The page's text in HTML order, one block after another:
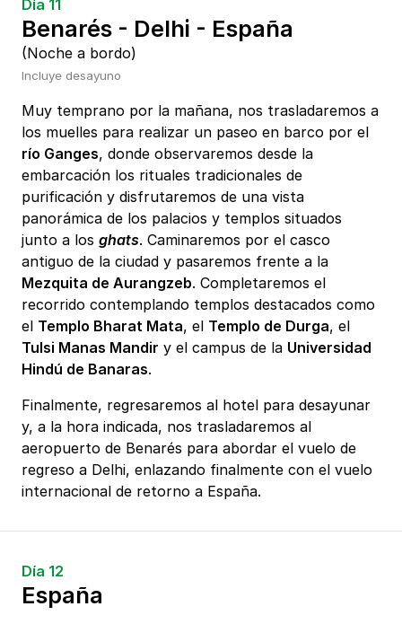
Día 11
Benarés - Delhi - España
(Noche a bordo)
Incluye desayuno
Muy temprano por la mañana, nos trasladaremos a
los muelles para realizar un paseo en barco por el
río Ganges, donde observaremos desde la
embarcación los rituales tradicionales de
purificación y disfrutaremos de una vista
panorámica de los palacios y templos situados
junto a los ghats. Caminaremos por el casco
antiguo de la ciudad y pasaremos frente a la
Mezquita de Aurangzeb. Completaremos el
recorrido contemplando templos destacados como
el Templo Bharat Mata, el Templo de Durga, el
Tulsi Manas Mandir y el campus de la Universidad
Hindú de Banaras.
Finalmente, regresaremos al hotel para desayunar
y, a la hora indicada, nos trasladaremos al
aeropuerto de Benarés para abordar el vuelo de
regreso a Delhi, enlazando finalmente con el vuelo
internacional de retorno a España.
Día 12
España